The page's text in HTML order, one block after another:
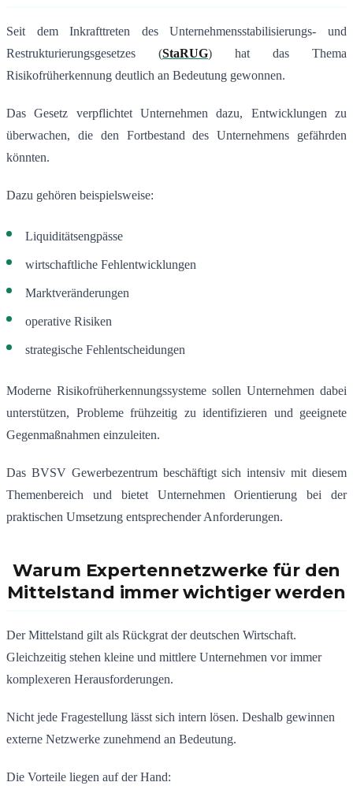
Seit dem Inkrafttreten des Unternehmensstabilisierungs- und
Restrukturierungsgesetzes (StaRUG) hat das Thema
Risikofrüherkennung deutlich an Bedeutung gewonnen.
Das Gesetz verpflichtet Unternehmen dazu, Entwicklungen zu
überwachen, die den Fortbestand des Unternehmens gefährden
könnten.
Dazu gehören beispielsweise:
Liquiditätsengpässe
wirtschaftliche Fehlentwicklungen
Marktveränderungen
operative Risiken
strategische Fehlentscheidungen
Moderne Risikofrüherkennungssysteme sollen Unternehmen dabei
unterstützen, Probleme frühzeitig zu identifizieren und geeignete
Gegenmaßnahmen einzuleiten.
Das BVSV Gewerbezentrum beschäftigt sich intensiv mit diesem
Themenbereich und bietet Unternehmen Orientierung bei der
praktischen Umsetzung entsprechender Anforderungen.
Warum Expertennetzwerke für den
Mittelstand immer wichtiger werden
Der Mittelstand gilt als Rückgrat der deutschen Wirtschaft.
Gleichzeitig stehen kleine und mittlere Unternehmen vor immer
komplexeren Herausforderungen.
Nicht jede Fragestellung lässt sich intern lösen. Deshalb gewinnen
externe Netzwerke zunehmend an Bedeutung.
Die Vorteile liegen auf der Hand: